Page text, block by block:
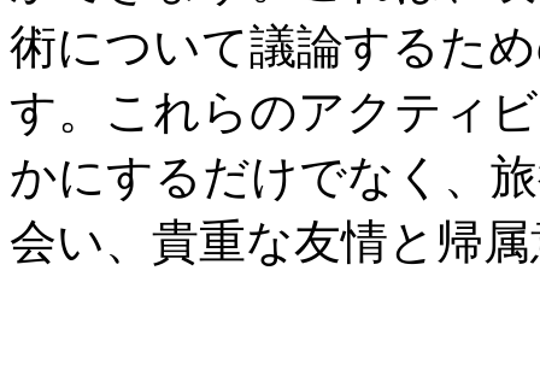
術について議論するた
す。これらのアクティ
かにするだけでなく、
会い、貴重な友情と帰